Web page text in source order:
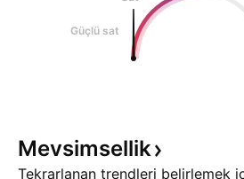
Güçlü sat
Mevsimsellik
Tekrarlanan trendleri belirlemek